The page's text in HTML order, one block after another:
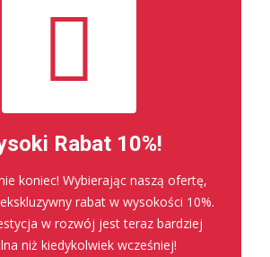
Rabat 10%!
koniec! Wybierając naszą ofertę,
rabat w wysokości 10%.
w rozwój jest teraz bardziej
niż kiedykolwiek wcześniej!